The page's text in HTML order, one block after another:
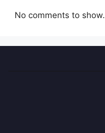
No comments to show.